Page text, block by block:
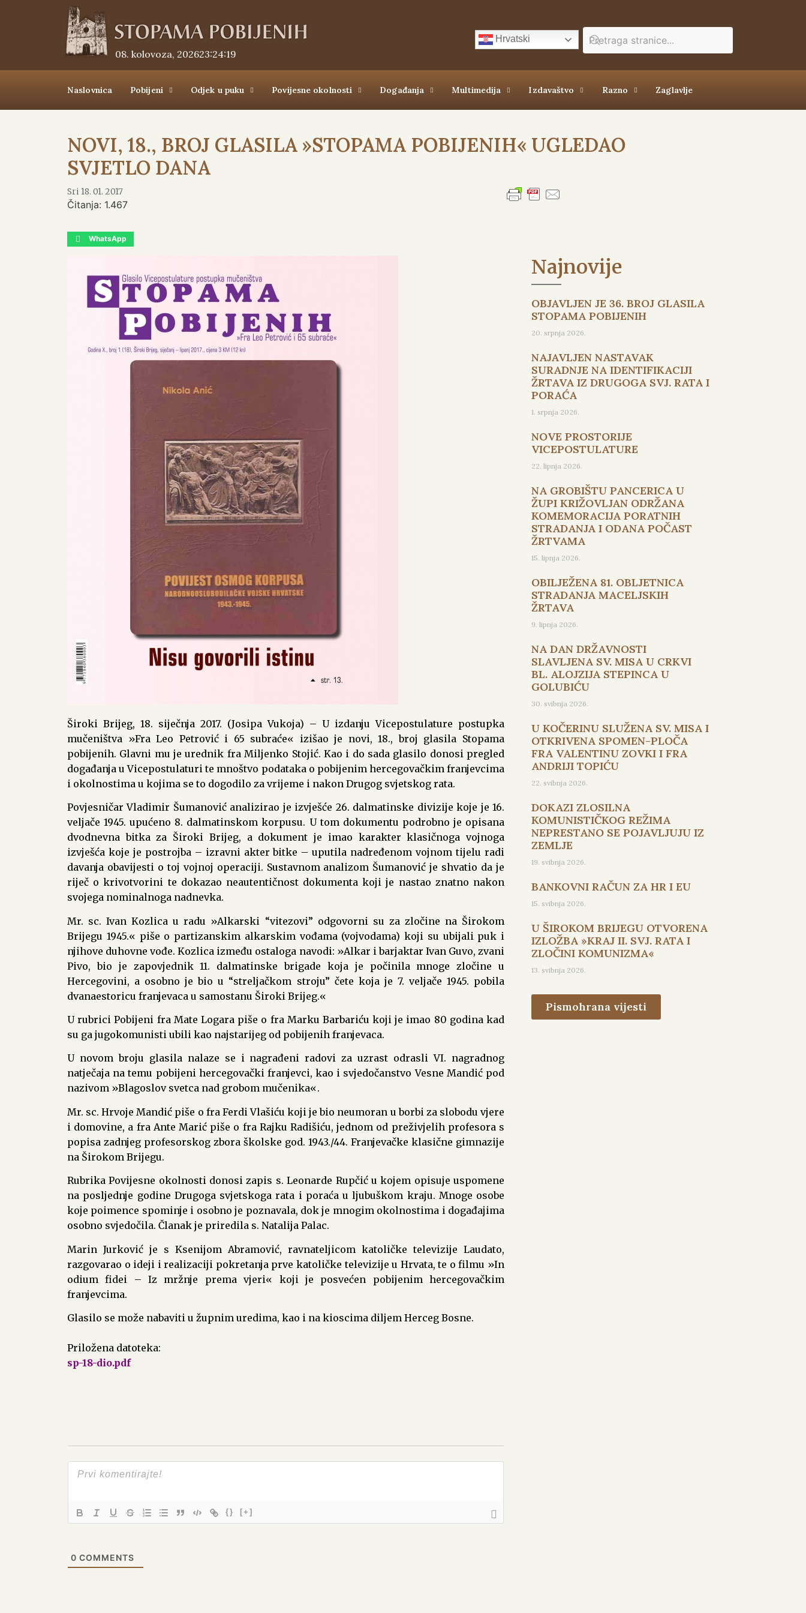
Hrvatski
08. kolovoza, 2026.23:24:19
Naslovnica Pobijeni Odjek u puku Povijesne okolnosti Događanja Multimedija Izdavaštvo Razno Zaglavlje
NOVI, 18., BROJ GLASILA »STOPAMA POBIJENIH« UGLEDAO
SVJETLO DANA
Sri 18. 01. 2017
Čitanja: 1.467
WhatsApp
Široki Brijeg, 18. siječnja 2017. (Josipa Vukoja) – U izdanju Vicepostulature postupka
mučeništva »Fra Leo Petrović i 65 subraće« izišao je novi, 18., broj glasila Stopama
pobijenih. Glavni mu je urednik fra Miljenko Stojić. Kao i do sada glasilo donosi pregled
događanja u Vicepostulaturi te mnoštvo podataka o pobijenim hercegovačkim franjevcima
i okolnostima u kojima se to dogodilo za vrijeme i nakon Drugog svjetskog rata.
Povjesničar Vladimir Šumanović analizirao je izvješće 26. dalmatinske divizije koje je 16.
veljače 1945. upućeno 8. dalmatinskom korpusu. U tom dokumentu podrobno je opisana
dvodnevna bitka za Široki Brijeg, a dokument je imao karakter klasičnoga vojnoga
izvješća koje je postrojba – izravni akter bitke – uputila nadređenom vojnom tijelu radi
davanja obavijesti o toj vojnoj operaciji. Sustavnom analizom Šumanović je shvatio da je
riječ o krivotvorini te dokazao neautentičnost dokumenta koji je nastao znatno nakon
svojega nominalnoga nadnevka.
Mr. sc. Ivan Kozlica u radu »Alkarski “vitezovi” odgovorni su za zločine na Širokom
Brijegu 1945.« piše o partizanskim alkarskim vođama (vojvodama) koji su ubijali puk i
njihove duhovne vođe. Kozlica između ostaloga navodi: »Alkar i barjaktar Ivan Guvo, zvani
Pivo, bio je zapovjednik 11. dalmatinske brigade koja je počinila mnoge zločine u
Hercegovini, a osobno je bio u “streljačkom stroju” čete koja je 7. veljače 1945. pobila
dvanaestoricu franjevaca u samostanu Široki Brijeg.«
U rubrici Pobijeni fra Mate Logara piše o fra Marku Barbariću koji je imao 80 godina kad
su ga jugokomunisti ubili kao najstarijeg od pobijenih franjevaca.
U novom broju glasila nalaze se i nagrađeni radovi za uzrast odrasli VI. nagradnog
natječaja na temu pobijeni hercegovački franjevci, kao i svjedočanstvo Vesne Mandić pod
nazivom »Blagoslov svetca nad grobom mučenika«.
Mr. sc. Hrvoje Mandić piše o fra Ferdi Vlašiću koji je bio neumoran u borbi za slobodu vjere
i domovine, a fra Ante Marić piše o fra Rajku Radišiću, jednom od preživjelih profesora s
popisa zadnjeg profesorskog zbora školske god. 1943./44. Franjevačke klasične gimnazije
na Širokom Brijegu.
Rubrika Povijesne okolnosti donosi zapis s. Leonarde Rupčić u kojem opisuje uspomene
na posljednje godine Drugoga svjetskoga rata i poraća u ljubuškom kraju. Mnoge osobe
koje poimence spominje i osobno je poznavala, dok je mnogim okolnostima i događajima
osobno svjedočila. Članak je priredila s. Natalija Palac.
Marin Jurković je s Ksenijom Abramović, ravnateljicom katoličke televizije Laudato,
razgovarao o ideji i realizaciji pokretanja prve katoličke televizije u Hrvata, te o filmu »In
odium fidei – Iz mržnje prema vjeri« koji je posvećen pobijenim hercegovačkim
franjevcima.
Glasilo se može nabaviti u župnim uredima, kao i na kioscima diljem Herceg Bosne.
Priložena datoteka:
sp-18-dio.pdf
{} [+]
0 COMMENTS
Najnovije
OBJAVLJEN JE 36. BROJ GLASILA
STOPAMA POBIJENIH
20. srpnja 2026.
NAJAVLJEN NASTAVAK
SURADNJE NA IDENTIFIKACIJI
ŽRTAVA IZ DRUGOGA SVJ. RATA I
PORAĆA
1. srpnja 2026.
NOVE PROSTORIJE
VICEPOSTULATURE
22. lipnja 2026.
NA GROBIŠTU PANCERICA U
ŽUPI KRIŽOVLJAN ODRŽANA
KOMEMORACIJA PORATNIH
STRADANJA I ODANA POČAST
ŽRTVAMA
15. lipnja 2026.
OBILJEŽENA 81. OBLJETNICA
STRADANJA MACELJSKIH
ŽRTAVA
9. lipnja 2026.
NA DAN DRŽAVNOSTI
SLAVLJENA SV. MISA U CRKVI
BL. ALOJZIJA STEPINCA U
GOLUBIĆU
30. svibnja 2026.
U KOČERINU SLUŽENA SV. MISA I
OTKRIVENA SPOMEN-PLOČA
FRA VALENTINU ZOVKI I FRA
ANDRIJI TOPIĆU
22. svibnja 2026.
DOKAZI ZLOSILNA
KOMUNISTIČKOG REŽIMA
NEPRESTANO SE POJAVLJUJU IZ
ZEMLJE
19. svibnja 2026.
BANKOVNI RAČUN ZA HR I EU
15. svibnja 2026.
U ŠIROKOM BRIJEGU OTVORENA
IZLOŽBA »KRAJ II. SVJ. RATA I
ZLOČINI KOMUNIZMA«
13. svibnja 2026.
Pismohrana vijesti